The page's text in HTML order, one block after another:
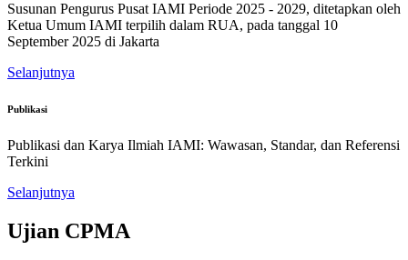
Susunan Pengurus Pusat IAMI Periode 2025 - 2029, ditetapkan oleh
Ketua Umum IAMI terpilih dalam RUA, pada tanggal 10
September 2025 di Jakarta
Selanjutnya
Publikasi
Publikasi dan Karya Ilmiah IAMI: Wawasan, Standar, dan Referensi
Terkini
Selanjutnya
Ujian CPMA